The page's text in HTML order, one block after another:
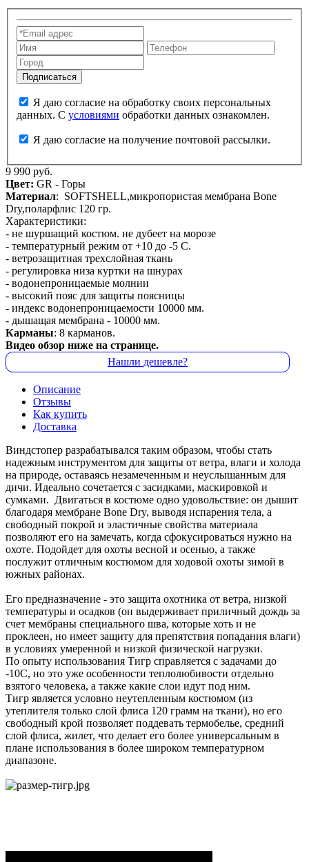
данных. С условиями обработки данных ознакомлен.
Я даю согласие на получение почтовой рассылки.
9 990 руб.
Цвет: GR - Горы
Материал: SOFTSHELL,микропористая мембрана Bone
Dry,поларфлис 120 гр.
Характеристики:
- не шуршащий костюм. не дубеет на морозе
- температурный режим от +10 до -5 С.
- ветрозащитная трехслойная ткань
- регулировка низа куртки на шнурах
- водонепроницаемые молнии
- высокий пояс для защиты поясницы
- индекс водонепроницаемости 10000 мм.
- дышащая мембрана - 10000 мм.
Карманы: 8 карманов.
Видео обзор ниже на странице.
Нашли дешевле?
Описание
Отзывы
Как купить
Доставка
Виндстопер разрабатывался таким образом, чтобы стать
надежным инструментом для защиты от ветра, влаги и холода
на природе, оставаясь незамеченным и неуслышанным для
дичи. Идеально сочетается с засидками, маскировкой и
сумками. Двигаться в костюме одно удовольствие: он дышит
благодаря мембране Bone Dry, выводя испарения тела, а
свободный покрой и эластичные свойства материала
позволяют его на замечать, когда сфокусироваться нужно на
охоте. Подойдет для охоты весной и осенью, а также
послужит отличным костюмом для ходовой охоты зимой в
южных районах.
Его предназначение - это защита охотника от ветра, низкой
температуры и осадков (он выдерживает приличный дождь за
счет мембраны специального шва, которые хоть и не
проклеен, но имеет защиту для препятствия попадания влаги)
в условиях умеренной и низкой физической нагрузки.
По опыту использования Тигр справляется с задачами до
-10С, но это уже особенности теплолюбивости отдельно
взятого человека, а также какие слои идут под ним.
Тигр является условно неутепленным костюмом (из
утеплителя только слой флиса 120 грамм на ткани), но его
свободный крой позволяет поддевать термобелье, средний
слой флиса, жилет, что делает его более универсальным в
плане использования в более широком температурном
диапазоне.